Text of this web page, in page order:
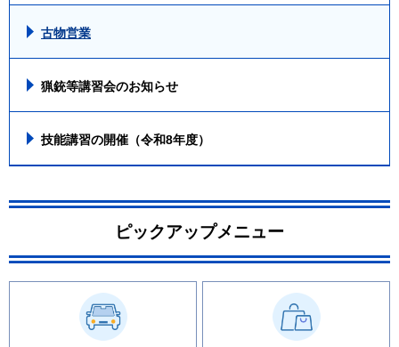
古物営業
猟銃等講習会のお知らせ
技能講習の開催（令和8年度）
ピックアップメニュー